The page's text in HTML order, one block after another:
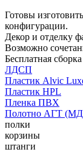
Готовы
конфигурации.
Декор и отделку
Возможно
Бесплатная
ЛДСП
Пластик Alvic
Пластик HPL
Пленка ПВХ
Полотно АГТ
полки
корзины
штанги